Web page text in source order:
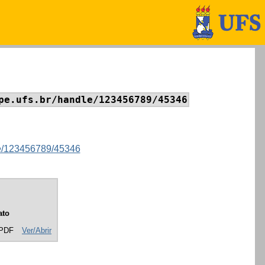
handle/123456789/45346
123456789/45346
Ver/Abrir